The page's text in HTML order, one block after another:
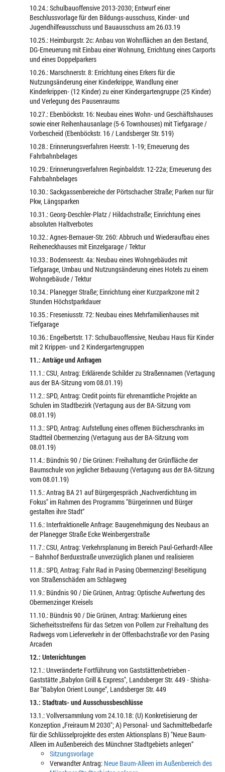
10.24.: Schulbauoffensive 2013-2030; Entwurf einer
Beschlussvorlage für den Bildungs-ausschuss, Kinder- und
Jugendhilfeausschuss und Bauausschuss am 26.03.19
10.25.: Heimburgstr. 2c: Anbau von Wohnflächen an den Bestand,
DG-Erneuerung mit Einbau einer Wohnung, Errichtung eines Carports
und eines Doppelparkers
10.26.: Marschnerstr. 8: Errichtung eines Erkers für die
Nutzungsänderung einer Kinderkrippe, Wandlung einer
Kinderkrippen- (12 Kinder) zu einer Kindergartengruppe (25 Kinder)
und Verlegung des Pausenraums
10.27.: Ebenböckstr. 16: Neubau eines Wohn- und Geschäftshauses
sowie einer Reihenhausanlage (5-6 Townhouses) mit Tiefgarage /
Vorbescheid (Ebenböckstr. 16 / Landsberger Str. 519)
10.28.: Erinnerungsverfahren Heerstr. 1-19; Erneuerung des
Fahrbahnbelages
10.29.: Erinnerungsverfahren Reginbaldstr. 12-22a; Erneuerung des
Fahrbahnbelages
10.30.: Sackgassenbereiche der Pörtschacher Straße; Parken nur für
Pkw, Längsparken
10.31.: Georg-Deschler-Platz / Hildachstraße; Einrichtung eines
absoluten Haltverbotes
10.32.: Agnes-Bernauer-Str. 260: Abbruch und Wiederaufbau eines
Reiheneckhauses mit Einzelgarage / Tektur
10.33.: Bodenseestr. 4a: Neubau eines Wohngebäudes mit
Tiefgarage, Umbau und Nutzungsänderung eines Hotels zu einem
Wohngebäude / Tektur
10.34.: Planegger Straße; Einrichtung einer Kurzparkzone mit 2
Stunden Höchstparkdauer
10.35.: Freseniusstr. 72: Neubau eines Mehrfamilienhauses mit
Tiefgarage
10.36.: Engelbertstr. 17: Schulbauoffensive, Neubau Haus für Kinder
mit 2 Krippen- und 2 Kindergartengruppen
11.: Anträge und Anfragen
11.1.: CSU, Antrag: Erklärende Schilder zu Straßennamen (Vertagung
aus der BA-Sitzung vom 08.01.19)
11.2.: SPD, Antrag: Credit points für ehrenamtliche Projekte an
Schulen im Stadtbezirk (Vertagung aus der BA-Sitzung vom
08.01.19)
11.3.: SPD, Antrag: Aufstellung eines offenen Bücherschranks im
Stadtteil Obermenzing (Vertagung aus der BA-Sitzung vom
08.01.19)
11.4.: Bündnis 90 / Die Grünen: Freihaltung der Grünfläche der
Baumschule von jeglicher Bebauung (Vertagung aus der BA-Sitzung
vom 08.01.19)
11.5.: Antrag BA 21 auf Bürgergespräch „Nachverdichtung im
Fokus" im Rahmen des Programms "Bürgerinnen und Bürger
gestalten ihre Stadt“
11.6.: Interfraktionelle Anfrage: Baugenehmigung des Neubaus an
der Planegger Straße Ecke Weinbergerstraße
11.7.: CSU, Antrag: Verkehrsplanung im Bereich Paul-Gerhardt-Allee
– Bahnhof Berduxstraße unverzüglich planen und realisieren
11.8.: SPD, Antrag: Fahr Rad in Pasing Obermenzing! Beseitigung
von Straßenschäden am Schlagweg
11.9.: Bündnis 90 / Die Grünen, Antrag: Optische Aufwertung des
Obermenzinger Kreisels
11.10.: Bündnis 90 / Die Grünen, Antrag: Markierung eines
Sicherheitsstreifens für das Setzen von Pollern zur Freihaltung des
Radwegs vom Lieferverkehr in der Offenbachstraße vor den Pasing
Arcaden
12.: Unterrichtungen
12.1.: Unveränderte Fortführung von Gaststättenbetrieben -
Gaststätte „Babylon Grill & Express", Landsberger Str. 449 - Shisha-
Bar "Babylon Orient Lounge“, Landsberger Str. 449
13.: Stadtrats- und Ausschussbeschlüsse
13.1.: Vollversammlung vom 24.10.18: (U) Konkretisierung der
Konzeption „Freiraum M 2030"; A) Personal- und Sachmittelbedarfe
für die Schlüsselprojekte des ersten Aktionsplans B) "Neue Baum-
Alleen im Außenbereich des Münchner Stadtgebiets anlegen“
Sitzungsvorlage
Verwandter Antrag: Neue Baum-Alleen im Außenbereich des